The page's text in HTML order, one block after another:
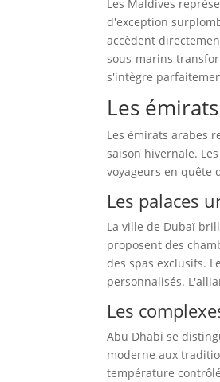
Les Maldives
d'exception
accèdent
sous-marins
s'intègre
Les
Les émirats arabes
saison hivernale.
voyageurs en quête
Les palaces
La ville de Dubaï
proposent des
des spas exclusifs.
personnalisés.
Les
Abu Dhabi se
moderne aux
température